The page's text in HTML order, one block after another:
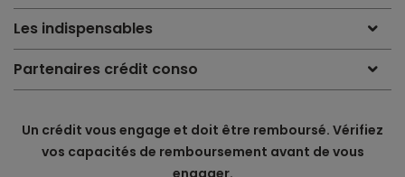
Les indispensables
Partenaires crédit conso
Un crédit vous engage et doit être remboursé. Vérifiez
vos capacités de remboursement avant de vous